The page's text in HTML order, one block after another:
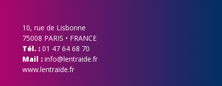
10, rue de Lisbonne
75008 PARIS • FRANCE
Tél. :01 47 64 68 70
Mail : info@lentraide.fr
www.lentraide.fr